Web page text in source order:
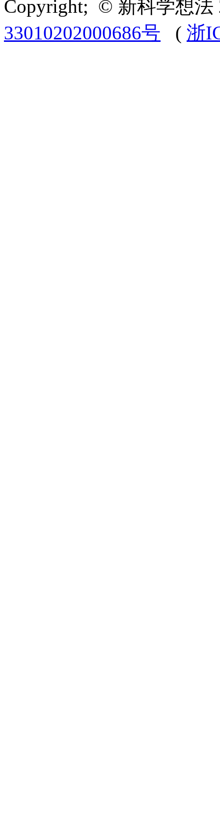
Copyright; © 新科学想
33010202000686号 ( 浙